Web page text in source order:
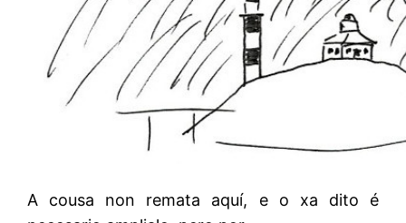
A cousa non remata aquí, e o xa dito é